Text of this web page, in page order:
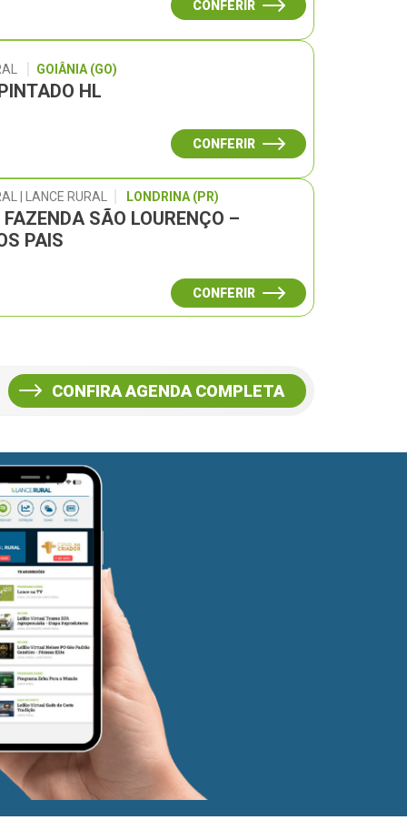
CONFERIR
GOIÂNIA (GO)
HL
CONFERIR
| LANCE RURAL LONDRINA (PR)
SÃO LOURENÇO –
PAIS
CONFERIR
CONFIRA AGENDA COMPLETA